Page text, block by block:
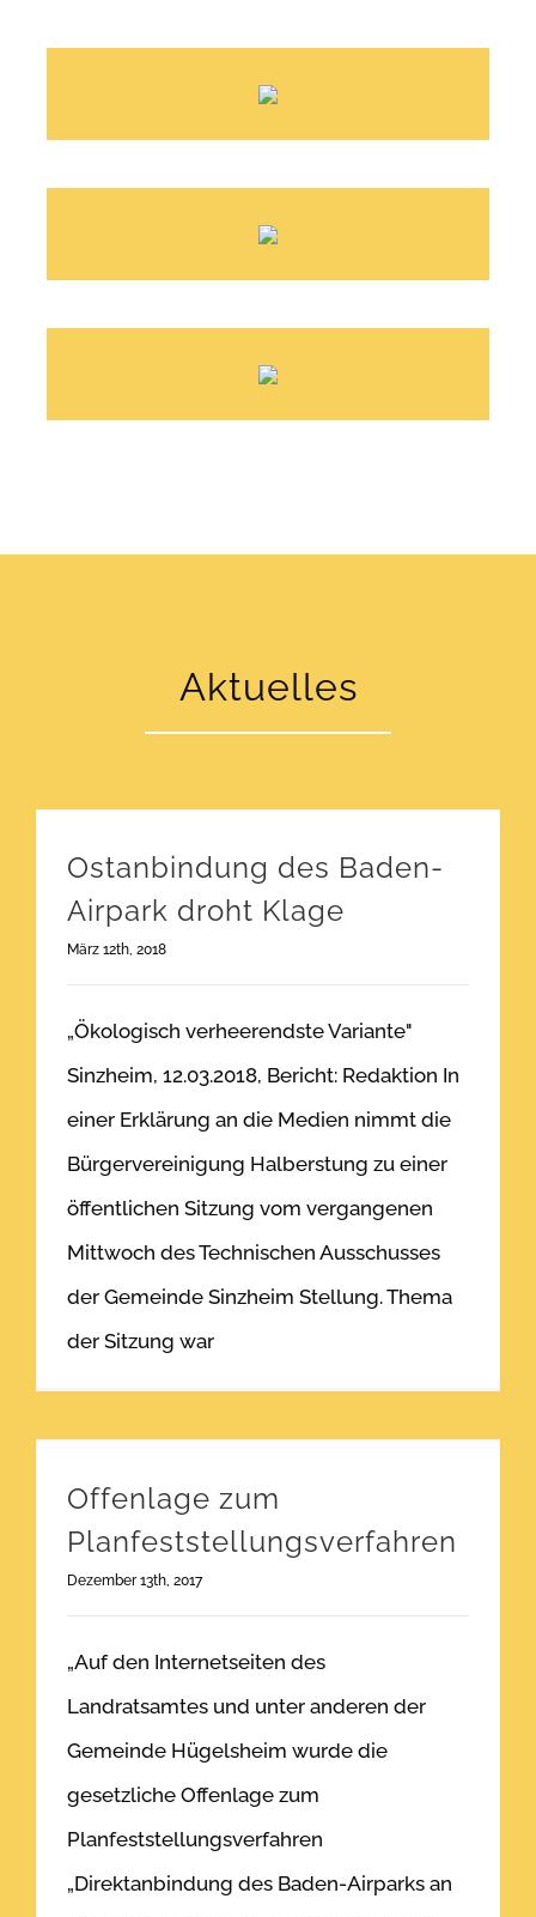
Aktuelles
Ostanbindung des Baden-
Airpark droht Klage
März 12th, 2018
„Ökologisch verheerendste Variante"
Sinzheim, 12.03.2018, Bericht: Redaktion In
einer Erklärung an die Medien nimmt die
Bürgervereinigung Halberstung zu einer
öffentlichen Sitzung vom vergangenen
Mittwoch des Technischen Ausschusses
der Gemeinde Sinzheim Stellung. Thema
der Sitzung war
Offenlage zum
Planfeststellungsverfahren
Dezember 13th, 2017
„Auf den Internetseiten des
Landratsamtes und unter anderen der
Gemeinde Hügelsheim wurde die
gesetzliche Offenlage zum
Planfeststellungsverfahren
„Direktanbindung des Baden-Airparks an